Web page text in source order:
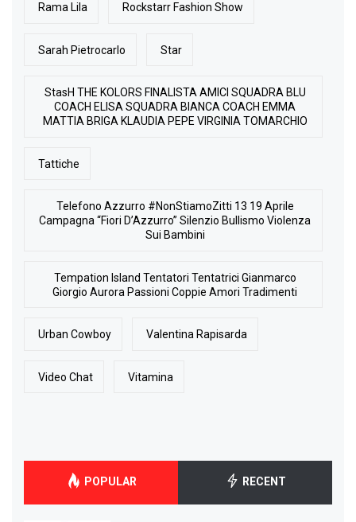
Rama Lila Rockstarr Fashion Show
Sarah Pietrocarlo Star
StasH THE KOLORS FINALISTA AMICI SQUADRA BLU
COACH ELISA SQUADRA BIANCA COACH EMMA
MATTIA BRIGA KLAUDIA PEPE VIRGINIA TOMARCHIO
Tattiche
Telefono Azzurro #NonStiamoZitti 13 19 Aprile
Campagna “Fiori D’Azzurro” Silenzio Bullismo Violenza
Sui Bambini
Tempation Island Tentatori Tentatrici Gianmarco
Giorgio Aurora Passioni Coppie Amori Tradimenti
Urban Cowboy Valentina Rapisarda
Video Chat Vitamina
POPULAR RECENT